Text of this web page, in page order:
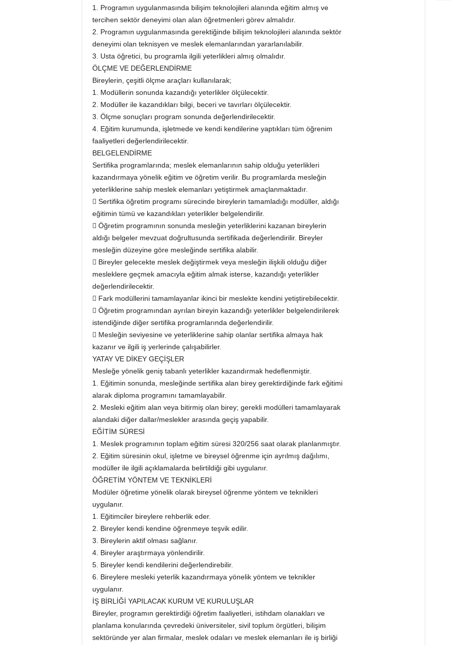
1. Programın uygulanmasında bilişim teknolojileri alanında eğitim almış ve
tercihen sektör deneyimi olan alan öğretmenleri görev almalıdır.
2. Programın uygulanmasında gerektiğinde bilişim teknolojileri alanında sektör
deneyimi olan teknisyen ve meslek elemanlarından yararlanılabilir.
3. Usta öğretici, bu programla ilgili yeterlikleri almış olmalıdır.
ÖLÇME VE DEĞERLENDİRME
Bireylerin, çeşitli ölçme araçları kullanılarak;
1. Modüllerin sonunda kazandığı yeterlikler ölçülecektir.
2. Modüller ile kazandıkları bilgi, beceri ve tavırları ölçülecektir.
3. Ölçme sonuçları program sonunda değerlendirilecektir.
4. Eğitim kurumunda, işletmede ve kendi kendilerine yaptıkları tüm öğrenim
faaliyetleri değerlendirilecektir.
BELGELENDİRME
Sertifika programlarında; meslek elemanlarının sahip olduğu yeterlikleri
kazandırmaya yönelik eğitim ve öğretim verilir. Bu programlarda mesleğin
yeterliklerine sahip meslek elemanları yetiştirmek amaçlanmaktadır.
 Sertifika öğretim programı sürecinde bireylerin tamamladığı modüller, aldığı
eğitimin tümü ve kazandıkları yeterlikler belgelendirilir.
 Öğretim programının sonunda mesleğin yeterliklerini kazanan bireylerin
aldığı belgeler mevzuat doğrultusunda sertifikada değerlendirilir. Bireyler
mesleğin düzeyine göre mesleğinde sertifika alabilir.
 Bireyler gelecekte meslek değiştirmek veya mesleğin ilişkili olduğu diğer
mesleklere geçmek amacıyla eğitim almak isterse, kazandığı yeterlikler
değerlendirilecektir.
 Fark modüllerini tamamlayanlar ikinci bir meslekte kendini yetiştirebilecektir.
 Öğretim programından ayrılan bireyin kazandığı yeterlikler belgelendirilerek
istendiğinde diğer sertifika programlarında değerlendirilir.
 Mesleğin seviyesine ve yeterliklerine sahip olanlar sertifika almaya hak
kazanır ve ilgili iş yerlerinde çalışabilirler.
YATAY VE DİKEY GEÇİŞLER
Mesleğe yönelik geniş tabanlı yeterlikler kazandırmak hedeflenmiştir.
1. Eğitimin sonunda, mesleğinde sertifika alan birey gerektirdiğinde fark eğitimi
alarak diploma programını tamamlayabilir.
2. Mesleki eğitim alan veya bitirmiş olan birey; gerekli modülleri tamamlayarak
alandaki diğer dallar/meslekler arasında geçiş yapabilir.
EĞİTİM SÜRESİ
1. Meslek programının toplam eğitim süresi 320/256 saat olarak planlanmıştır.
2. Eğitim süresinin okul, işletme ve bireysel öğrenme için ayrılmış dağılımı,
modüller ile ilgili açıklamalarda belirtildiği gibi uygulanır.
ÖĞRETİM YÖNTEM VE TEKNİKLERİ
Modüler öğretime yönelik olarak bireysel öğrenme yöntem ve teknikleri
uygulanır.
1. Eğitimciler bireylere rehberlik eder.
2. Bireyler kendi kendine öğrenmeye teşvik edilir.
3. Bireylerin aktif olması sağlanır.
4. Bireyler araştırmaya yönlendirilir.
5. Bireyler kendi kendilerini değerlendirebilir.
6. Bireylere mesleki yeterlik kazandırmaya yönelik yöntem ve teknikler
uygulanır.
İŞ BİRLİĞİ YAPILACAK KURUM VE KURULUŞLAR
Bireyler, programın gerektirdiği öğretim faaliyetleri, istihdam olanakları ve
planlama konularında çevredeki üniversiteler, sivil toplum örgütleri, bilişim
sektöründe yer alan firmalar, meslek odaları ve meslek elemanları ile iş birliği